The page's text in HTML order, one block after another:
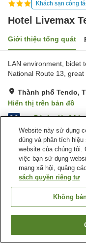
Khách sạn công
Hotel Livemax
Giới thiệu tổng quát
LAN environment, bidet
National Route 13,
Thành phố Tendo,
Hiển thị trên bản đồ
3.2 Đánh giá:94
Tiện nghi chỗ nghỉ
Bãi đỗ xe
Quầy Lễ Tân 24h
Nhật Bản
Hotel Livemax Tendo
Website này sử dụng
dùng và phân tích
website của chúng tôi.
việc bạn sử dụng
mạng xã hội, quảng
sách quyền riêng tư
Không